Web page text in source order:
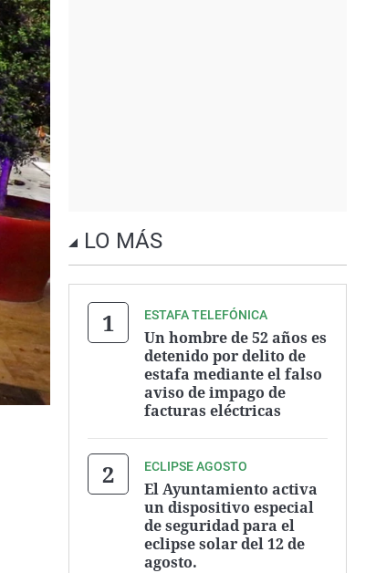
LO MÁS
ESTAFA TELEFÓNICA
Un hombre de 52 años es
detenido por delito de
estafa mediante el falso
aviso de impago de
facturas eléctricas
ECLIPSE AGOSTO
El Ayuntamiento activa
un dispositivo especial
de seguridad para el
eclipse solar del 12 de
agosto.